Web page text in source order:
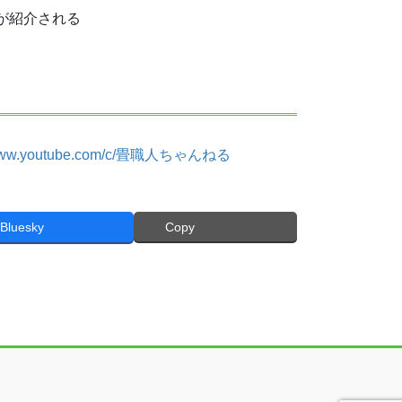
紹介される
c/畳職人ちゃんねる
Bluesky Copy